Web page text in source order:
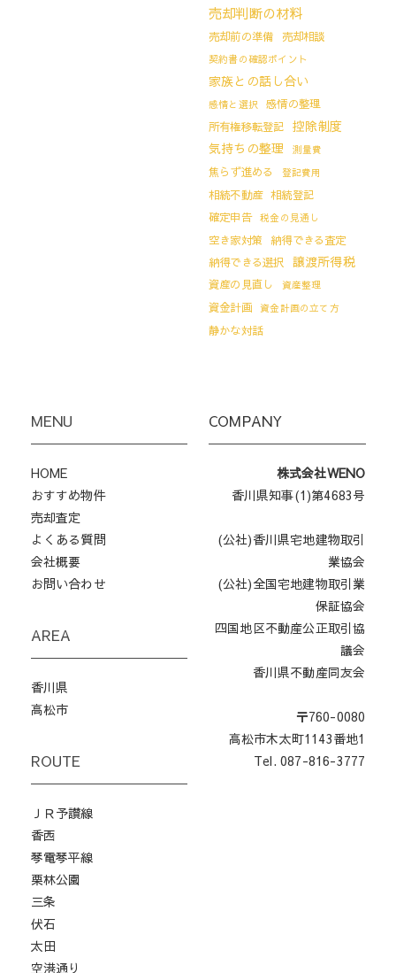
売却判断の材料
売却前の準備 売却相談
契約書の確認ポイント
家族との話し合い
感情と選択
感情の整理
所有権移転登記 控除制度
気持ちの整理
測量費
焦らず進める 登記費用
相続不動産 相続登記
確定申告
税金の見通し
空き家対策
納得できる査定
納得できる選択 譲渡所得税
資産の見直し 資産整理
資金計画 資金計画の立て方
静かな対話
MENU
HOME
おすすめ物件
売却査定
よくある質問
会社概要
お問い合わせ
AREA
香川県
高松市
ROUTE
ＪＲ予讃線
香西
琴電琴平線
栗林公園
三条
伏石
太田
空港通り
COMPANY
株式会社WENO
香川県知事(1)第4683号
(公社)香川県宅地建物取引
業協会
(公社)全国宅地建物取引業
保証協会
四国地区不動産公正取引協
議会
香川県不動産同友会
〒760-0080
高松市木太町1143番地1
Tel. 087-816-3777